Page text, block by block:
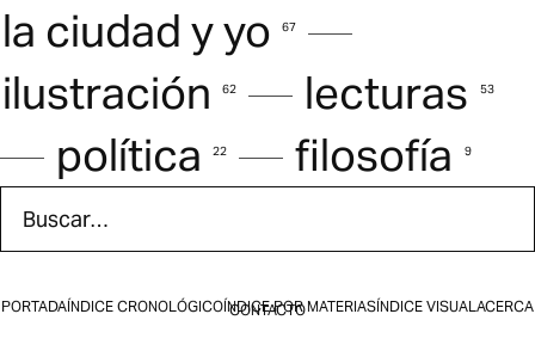
la ciudad y yo
67
—
ilustración
62 — lecturas 53
— política 22 — filosofía 9
PORTADAÍNDICE CRONOLÓGICOÍNDICE POR MATERIASÍNDICE VISUALACERCA
CONTACTO